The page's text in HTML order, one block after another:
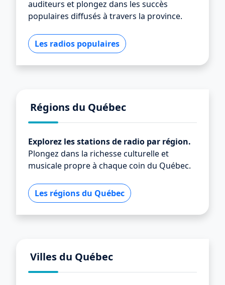
auditeurs et plongez dans les succès
populaires diffusés à travers la province.
Les radios populaires
Régions du Québec
Explorez les stations de radio par région.
Plongez dans la richesse culturelle et
musicale propre à chaque coin du Québec.
Les régions du Québec
Villes du Québec